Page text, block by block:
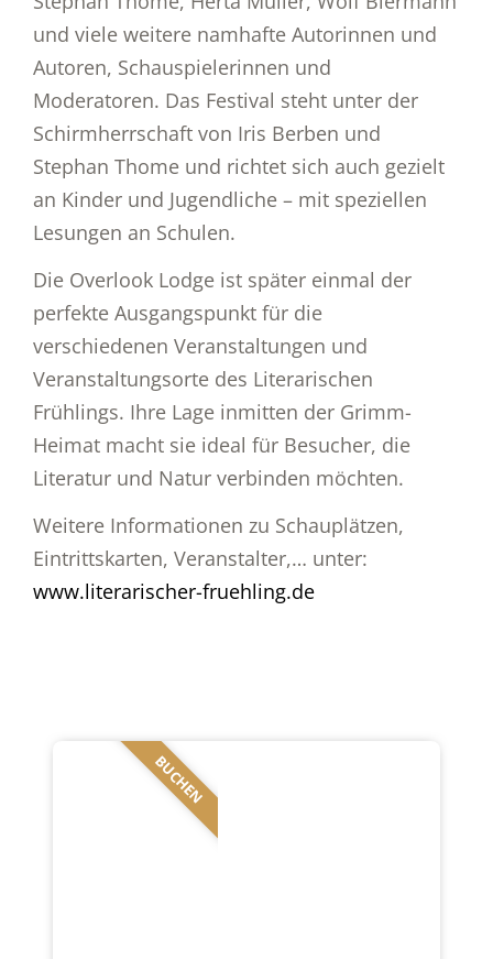
und viele weitere namhafte Autorinnen und
Autoren, Schauspielerinnen und
Moderatoren. Das Festival steht unter der
Schirmherrschaft von Iris Berben und
Stephan Thome und richtet sich auch gezielt
an Kinder und Jugendliche – mit speziellen
Lesungen an Schulen.
Die Overlook Lodge ist später einmal der
perfekte Ausgangspunkt für die
verschiedenen Veranstaltungen und
Veranstaltungsorte des Literarischen
Frühlings. Ihre Lage inmitten der Grimm-
Heimat macht sie ideal für Besucher, die
Literatur und Natur verbinden möchten.
Weitere Informationen zu Schauplätzen,
Eintrittskarten, Veranstalter,… unter:
www.literarischer-fruehling.de
BUCHEN